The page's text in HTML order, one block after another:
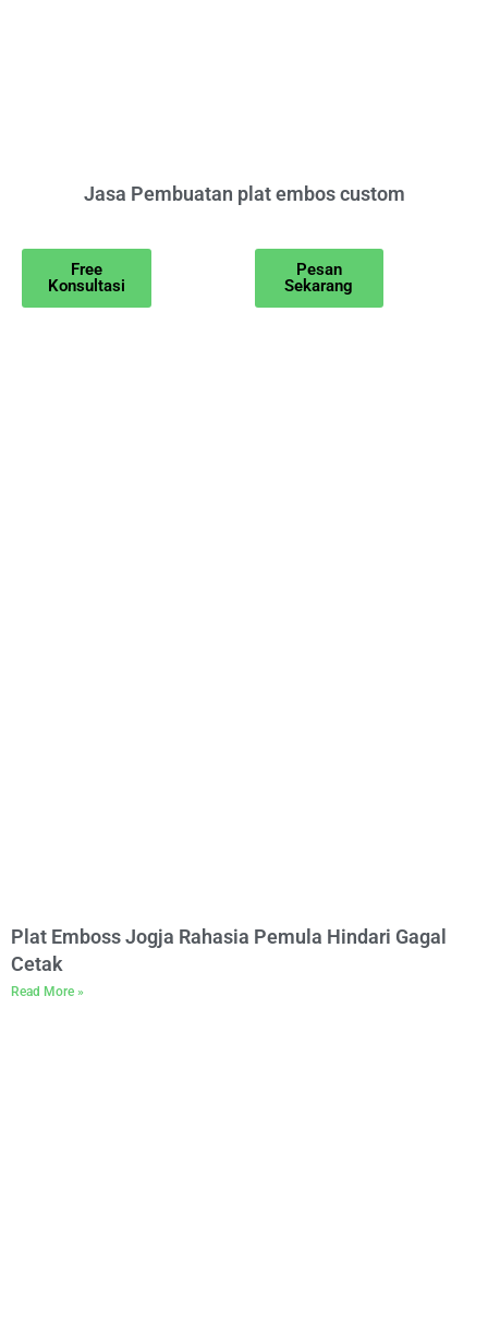
Jasa Pembuatan plat embos custom
Free
Konsultasi
Pesan
Sekarang
Plat Emboss Jogja Rahasia Pemula Hindari Gagal
Cetak
Read More »